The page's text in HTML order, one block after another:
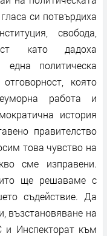
си потвърдиха
свобода,
като дадоха
политическа
която
работа и
история
правителство
това чувство на
сме изправени.
ще решаваме с
съдействие. Да
възстановяване на
и Инспекторат към